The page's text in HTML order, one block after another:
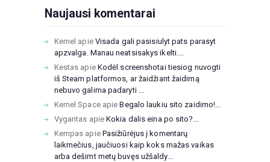
Naujausi komentarai
Kernel apie Visada gali pasisiulyt pats parasyt
apzvalga. Manau neatsisakys ikelti....
Kestas apie Kodėl screenshotai tiesiog nuvogti
iš Steam platformos, ar žaidžiant žaidimą
nebuvo galima padaryti ...
Kernel SpaceapieBegalo laukiu sito zaidimo!...
Vygantas apieKokia dalis eina po sito?...
Kempas apie Pasižiūrėjus į komentarų
laikmečius, jaučiuosi kaip koks mažas vaikas
arba dešimt metų buvęs užšaldy...